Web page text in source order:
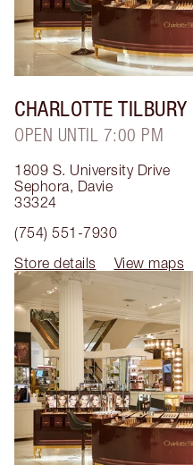
CHARLOTTE TILBURY
OPEN UNTIL 7:00 PM
1809 S. University Drive
Sephora, Davie
33324
(754) 551-7930
Store details
View maps